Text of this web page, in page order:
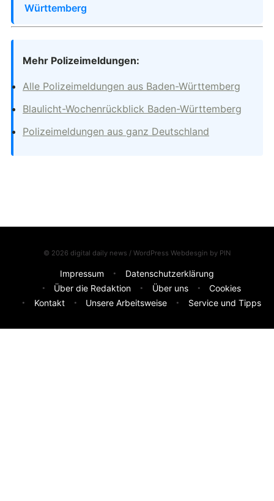
Württemberg
Mehr Polizeimeldungen:
Alle Polizeimeldungen aus Baden-Württemberg
Blaulicht-Wochenrückblick Baden-Württemberg
Polizeimeldungen aus ganz Deutschland
© 2026 digital daily news / WordPress Webdesgin by PIN
Impressum
Datenschutzerklärung
Über die Redaktion
Über uns
Cookies
Kontakt
Unsere Arbeitsweise Service und Tipps